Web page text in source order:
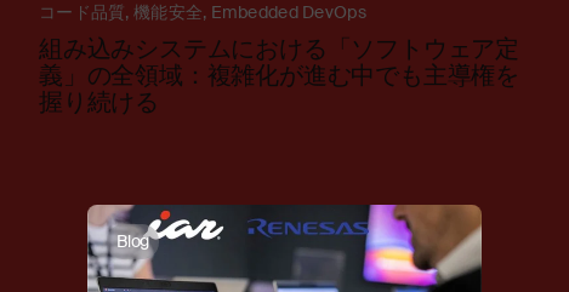
コード品質, 機能安全, Embedded DevOps
組み込みシステムにおける「ソフトウェア定
義」の全領域：複雑化が進む中でも主導権を
握り続ける
Blog